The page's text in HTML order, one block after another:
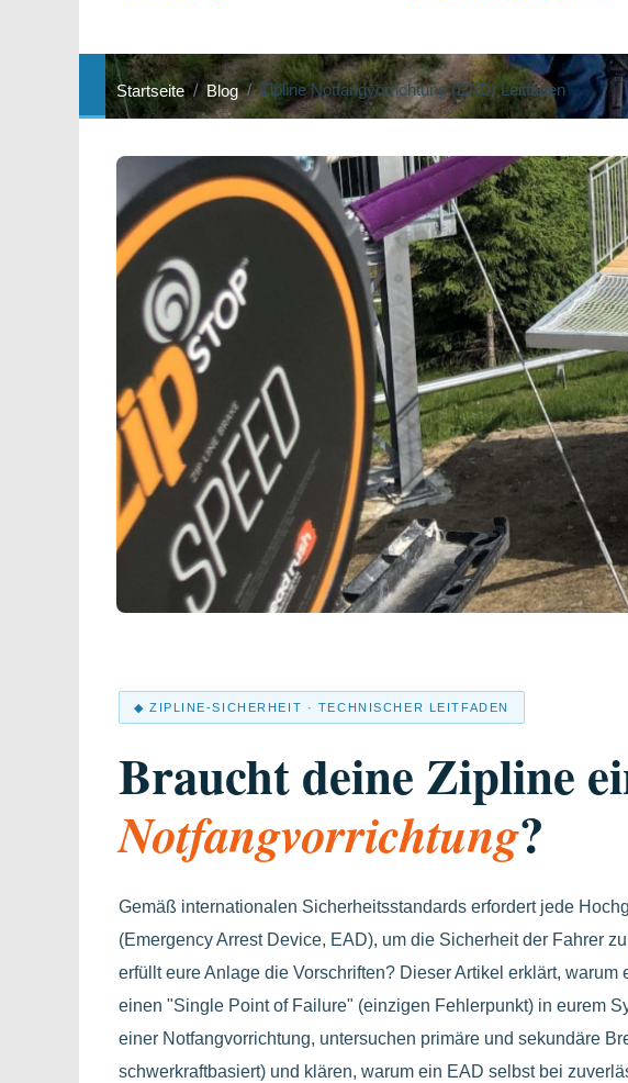
Startseite Blog Zipline Notfangvorrichtung (EAD) Leitfaden
◆ ZIPLINE-SICHERHEIT · TECHNISCHER LEITFADEN
Braucht deine Zipline
Notfangvorrichtung?
Gemäß internationalen Sicherheitsstandards erfordert jede
(Emergency Arrest Device, EAD), um die Sicherheit der Fahrer
erfüllt eure Anlage die Vorschriften? Dieser Artikel erklärt,
einen "Single Point of Failure" (einzigen Fehlerpunkt) in eurem
einer Notfangvorrichtung, untersuchen primäre und sekundäre
schwerkraftbasiert) und klären, warum ein EAD selbst bei